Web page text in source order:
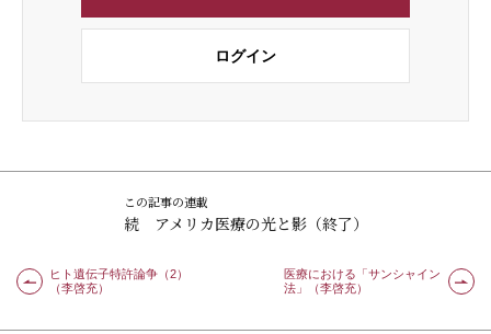
ログイン
この記事の連載
続 アメリカ医療の光と影（終了）
ヒト遺伝子特許論争（2）
（李啓充）
医療における「サンシャイン
法」（李啓充）